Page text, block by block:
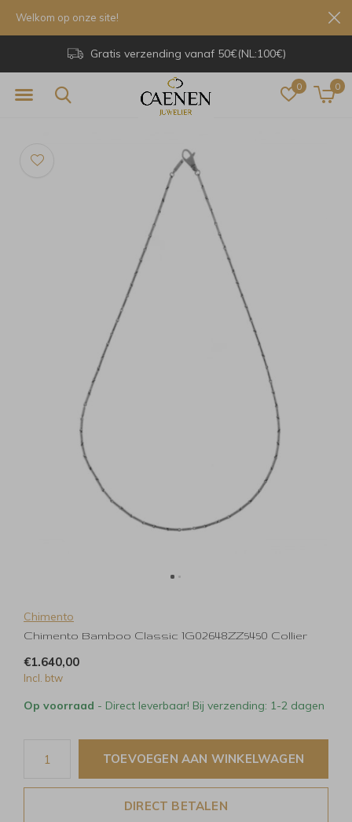
0 0
Gratis verzending vanaf 50€(NL:100€)
Welkom op onze site!
Chimento
Chimento Bamboo Classic 1G02648ZZ5450 Collier
€1.640,00
Incl. btw
Op voorraad - Direct leverbaar! Bij verzending: 1-2 dagen
TOEVOEGEN AAN WINKELWAGEN
DIRECT BETALEN